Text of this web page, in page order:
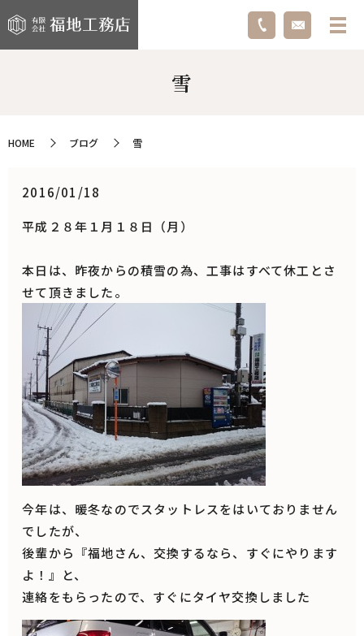
雪
HOME ブログ 雪
2016/01/18
平成２８年１月１８日（月）
本日は、昨夜からの積雪の為、工事はすべて休工とさ
せて頂きました。
今年は、暖冬なのでスタットレスをはいておりません
でしたが、
後輩から『福地さん、交換するなら、すぐにやります
よ！』と、
連絡をもらったので、すぐにタイヤ交換しました